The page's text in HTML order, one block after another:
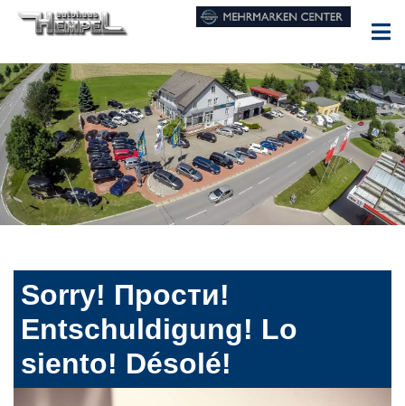
Sorry! Прости!
Entschuldigung! Lo
siento! Désolé!